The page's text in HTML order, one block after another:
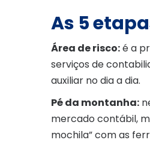
As 5
Área de risco:é a
serviços de
auxiliar no dia a dia.
Pé da montanha:
mercado contábil,
mochila” com as